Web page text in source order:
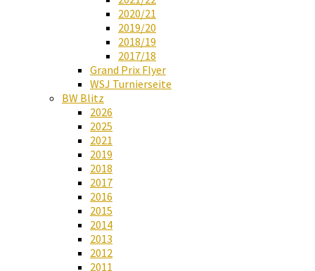
2020/21
2019/20
2018/19
2017/18
Grand Prix Flyer
WSJ Turnierseite
BW Blitz
2026
2025
2021
2019
2018
2017
2016
2015
2014
2013
2012
2011